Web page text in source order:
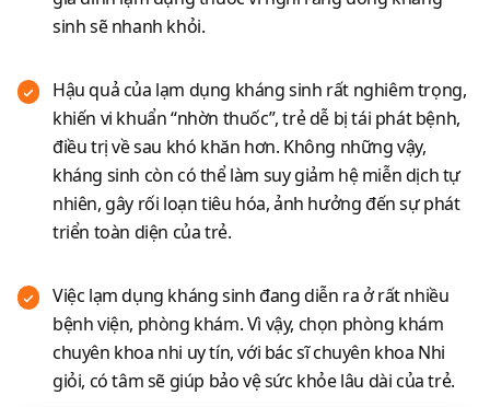
sinh sẽ nhanh khỏi.
Hậu quả của lạm dụng kháng sinh rất nghiêm trọng,
khiến vi khuẩn “nhờn thuốc”, trẻ dễ bị tái phát bệnh,
điều trị về sau khó khăn hơn. Không những vậy,
kháng sinh còn có thể làm suy giảm hệ miễn dịch tự
nhiên, gây rối loạn tiêu hóa, ảnh hưởng đến sự phát
triển toàn diện của trẻ.
Việc lạm dụng kháng sinh đang diễn ra ở rất nhiều
bệnh viện, phòng khám. Vì vậy, chọn phòng khám
chuyên khoa nhi uy tín, với bác sĩ chuyên khoa Nhi
giỏi, có tâm sẽ giúp bảo vệ sức khỏe lâu dài của trẻ.